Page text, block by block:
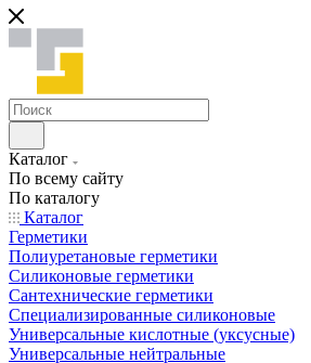
Каталог
По всему сайту
По каталогу
Каталог
Герметики
Полиуретановые герметики
Силиконовые герметики
Сантехнические герметики
Специализированные силиконовые
Универсальные кислотные (уксусные)
Универсальные нейтральные